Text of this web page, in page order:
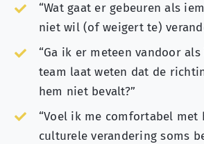
“Wat gaat er gebeuren als
niet wil (of weigert te)
“Ga ik er meteen vandoor
team laat weten dat de
hem niet bevalt?”
“Voel ik me comfortabel
culturele verandering soms